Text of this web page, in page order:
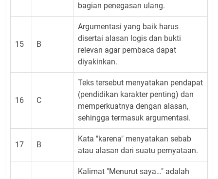
bagian penegasan ulang.
15 B
Argumentasi yang baik harus
disertai alasan logis dan bukti
relevan agar pembaca dapat
diyakinkan.
16 C
Teks tersebut menyatakan pendapat
(pendidikan karakter penting) dan
memperkuatnya dengan alasan,
sehingga termasuk argumentasi.
17 B
Kata "karena" menyatakan sebab
atau alasan dari suatu pernyataan.
Kalimat "Menurut saya…" adalah